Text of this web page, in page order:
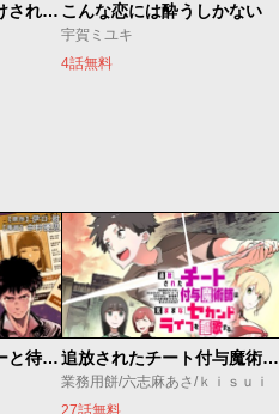
執事に初夜をおあずけされてます。 こんな恋には酔うしかない
宇賀ミユキ
4話無料
今夜もシリアルキラーと待ち合わせ 追放されたチート付与魔術師は気ままなセカンドライフを謳歌する。 ～俺は武器だけじゃなく、あらゆるものに『強化ポイント』を付与できるし、俺の意思でいつでも効果を解除できるけど、残った人たち大丈夫？～
業務用餅/六志麻あさ/ｋｉｓｕｉ
27話無料